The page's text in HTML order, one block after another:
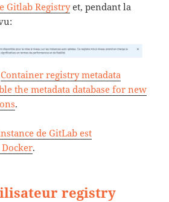
Gitlab Registryet, pendant la
Container registry metadata
the metadata database for new
.
de GitLab est
.
registry